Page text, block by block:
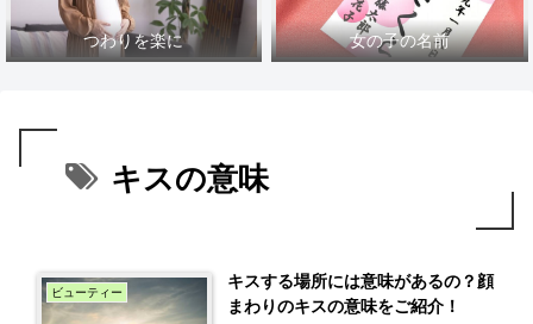
つわりを楽に 女の子の名前
キスの意味
ビューティー
キスする場所には意味があるの？顔
まわりのキスの意味をご紹介！